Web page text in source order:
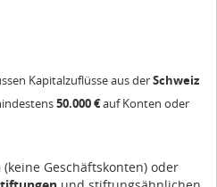
Kapitalzuflüsse aus derSchweiz
50.000 €auf Konten oder
(keine Geschäftskonten) oder